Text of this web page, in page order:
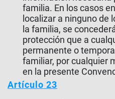
familia. En los casos
localizar a ninguno de
la familia, se
protección que a
permanente o
familiar, por cualquier
en la presente
Artículo 23